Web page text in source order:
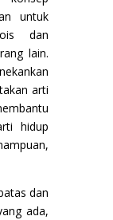
untuk
dan
lain.
arti
hidup
dan
ada,